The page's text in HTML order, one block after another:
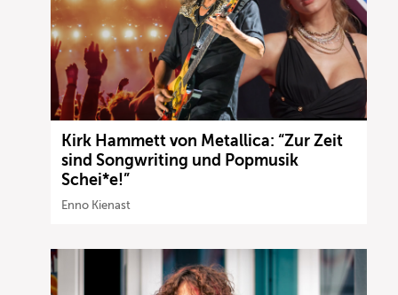
Kirk Hammett von Metallica: “Zur Zeit
sind Songwriting und Popmusik
Schei*e!”
Enno Kienast